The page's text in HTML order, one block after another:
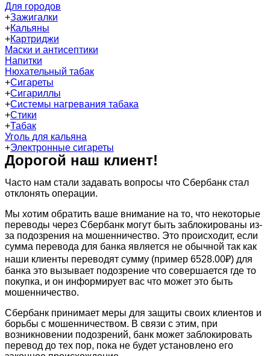
Для городов
+Зажигалки
+Кальяны
+Картриджи
Маски и антисептики
Напитки
Нюхательный табак
+Сигареты
+Сигариллы
+Системы нагревания табака
+Стики
+Табак
Уголь для кальяна
+Электронные сигареты
Дорогой наш клиент!
Часто нам стали задавать вопросы что Сбербанк стал
отклонять операции.
Мы хотим обратить ваше внимание на то, что некоторые
переводы через Сбербанк могут быть заблокированы из-
за подозрения на мошенничество. Это происходит, если
сумма перевода для банка является не обычной так как
наши клиенты переводят сумму (пример 6528.00₽) для
банка это вызывает подозрение что совершается где то
покупка, и он информирует вас что может это быть
мошенничество.
Сбербанк принимает меры для защиты своих клиентов и
борьбы с мошенничеством. В связи с этим, при
возникновении подозрений, банк может заблокировать
перевод до тех пор, пока не будет установлено его